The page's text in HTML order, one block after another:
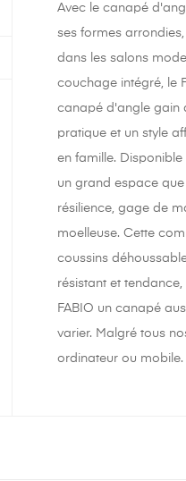
Avec le canapé
ses formes
dans les salons
couchage intégré, le
canapé d'angle gain
pratique et un style
en famille.
un grand espace
résilience, gage de
moelleuse. Cette
coussins
résistant et
FABIO un canapé
varier. Malgré tous
ordinateur ou mobile.